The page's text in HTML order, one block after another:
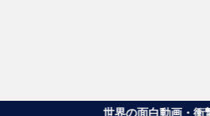
世界の面白動画・衝撃映像